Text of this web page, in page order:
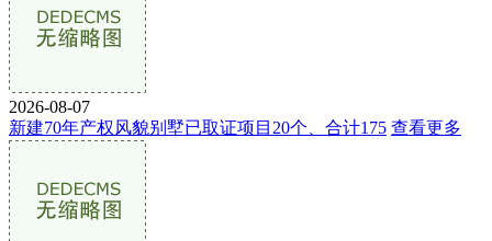
2026-08-07
新建70年产权风貌别墅已取证项目20个、合计175 查看更多